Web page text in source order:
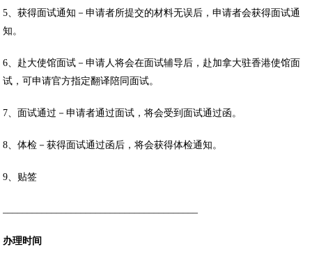
5、获得面试通知－申请者所提交的材料无误后，申请者会获得面试通
知。
6、赴大使馆面试－申请人将会在面试辅导后，赴加拿大驻香港使馆面
试，可申请官方指定翻译陪同面试。
7、面试通过－申请者通过面试，将会受到面试通过函。
8、体检－获得面试通过函后，将会获得体检通知。
9、贴签
办理时间